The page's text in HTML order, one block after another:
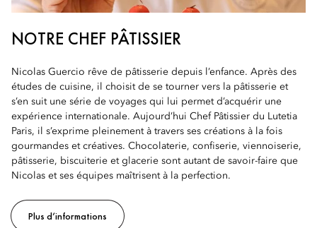
NOTRE CHEF PÂTISSIER
Nicolas Guercio rêve de pâtisserie depuis l’enfance. Après des
études de cuisine, il choisit de se tourner vers la pâtisserie et
s’en suit une série de voyages qui lui permet d’acquérir une
expérience internationale. Aujourd’hui Chef Pâtissier du Lutetia
Paris, il s’exprime pleinement à travers ses créations à la fois
gourmandes et créatives. Chocolaterie, confiserie, viennoiserie,
pâtisserie, biscuiterie et glacerie sont autant de savoir-faire que
Nicolas et ses équipes maîtrisent à la perfection.
Plus d’informations